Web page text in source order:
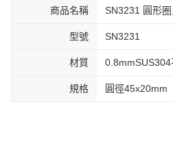
商品名稱 SN3231 圓形
型號 SN3231
材質 0.8mmSUS304
規格 圓徑45x20mm